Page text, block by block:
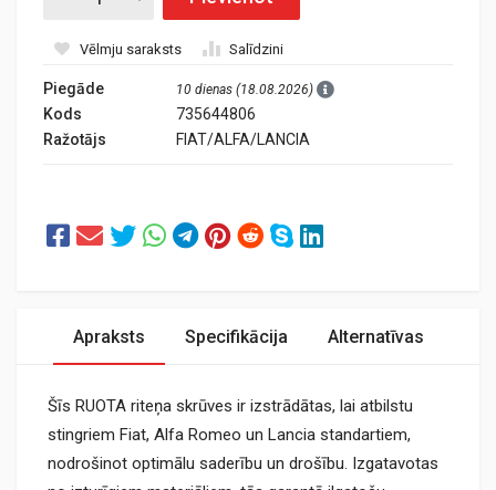
Vēlmju saraksts Salīdzini
Piegāde 10 dienas (18.08.2026)
Kods
735644806
Ražotājs
FIAT/ALFA/LANCIA
Apraksts Specifikācija Alternatīvas
Šīs RUOTA riteņa skrūves ir izstrādātas, lai atbilstu
stingriem Fiat, Alfa Romeo un Lancia standartiem,
nodrošinot optimālu saderību un drošību. Izgatavotas